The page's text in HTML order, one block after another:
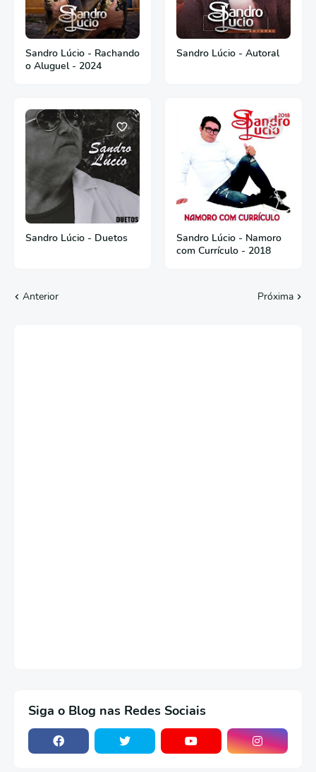
Sandro Lúcio - Rachando
o Aluguel - 2024
Sandro Lúcio - Autoral
Sandro Lúcio - Duetos
Sandro Lúcio - Namoro
com Currículo - 2018
Anterior Próxima
Siga o Blog nas Redes Sociais